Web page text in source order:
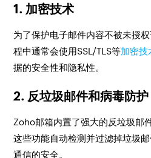
1. 加密技术
为了保护电子邮件内容不被未授
程中通常会使用SSL/TLS等加密技
据的安全性和隐私性。
2. 反垃圾邮件和病毒防护
Zoho邮箱内置了强大的反垃圾邮
这些功能自动检测并过滤掉垃圾
通信的安全。